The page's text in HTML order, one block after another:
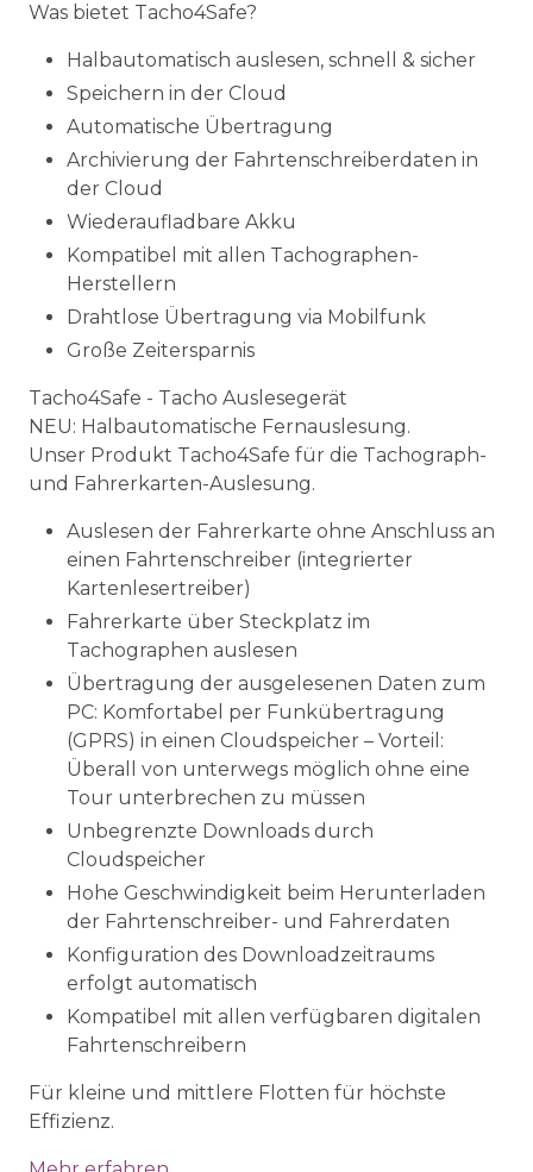
Was bietet Tacho4Safe?
Halbautomatisch auslesen, schnell & sicher
Speichern in der Cloud
Automatische Übertragung
Archivierung der Fahrtenschreiberdaten in
der Cloud
Wiederaufladbare Akku
Kompatibel mit allen Tachographen-
Herstellern
Drahtlose Übertragung via Mobilfunk
Große Zeitersparnis
Tacho4Safe - Tacho Auslesegerät
NEU: Halbautomatische Fernauslesung.
Unser Produkt Tacho4Safe für die Tachograph-
und Fahrerkarten-Auslesung.
Auslesen der Fahrerkarte ohne Anschluss an
einen Fahrtenschreiber (integrierter
Kartenlesertreiber)
Fahrerkarte über Steckplatz im
Tachographen auslesen
Übertragung der ausgelesenen Daten zum
PC: Komfortabel per Funkübertragung
(GPRS) in einen Cloudspeicher – Vorteil:
Überall von unterwegs möglich ohne eine
Tour unterbrechen zu müssen
Unbegrenzte Downloads durch
Cloudspeicher
Hohe Geschwindigkeit beim Herunterladen
der Fahrtenschreiber- und Fahrerdaten
Konfiguration des Downloadzeitraums
erfolgt automatisch
Kompatibel mit allen verfügbaren digitalen
Fahrtenschreibern
Für kleine und mittlere Flotten für höchste
Effizienz.